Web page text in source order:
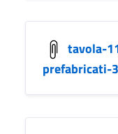
tavola-
prefabricati-